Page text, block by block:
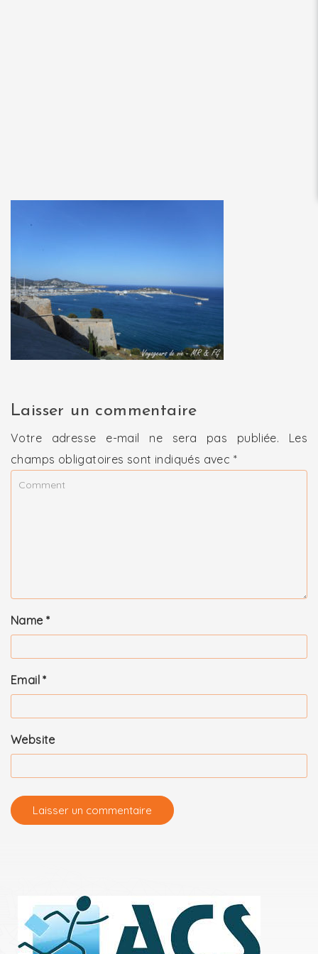
Laisser un commentaire
Votre adresse e-mail ne sera pas publiée.
Les
champs obligatoires sont indiqués avec *
Name *
Email*
Website